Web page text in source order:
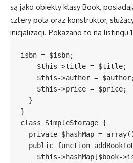
są jako obiekty klasy Book,
cztery pola oraz konstruktor,
inicjalizacji. Pokazano to na listingu
isbn = $isbn;
}
class SimpleStorage {